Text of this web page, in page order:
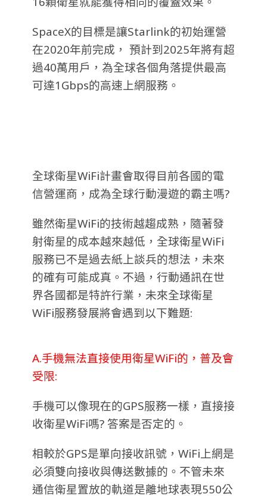
SpaceX的目標是讓Starlink的初始運營
在2020年前完成， 預計到2025年將有超
過40萬用戶，為全球各個角落提供最高
可達1Gbps的高速上網服務。
全球衛星WiFi計畫會取得目前各國的電
信營運商，成為全球行動漫遊的霸主嗎?
雖然衛星WiFi的技術越趨成熟，隨著發
射衛星的成本越來越低，全球衛星WiFi
服務已不是過去紙上談兵的想法，未來
的確有可能成真。不過，行動通訊在世
界各國都是特許行業，未來全球衛星
WiFi服務發展將會遇到以下難題:
A.手機無法直接使用衛星WiFi的，普及會
受限:
手機可以像現在的GPS服務一樣，直接接
收衛星WiFi嗎? 答案是否定的。
相較於GPS是單向接收訊號，WiFi上網是
必須雙向接收與傳送數據的。不管未來
通信衛星置放的軌道是離地球表現550公